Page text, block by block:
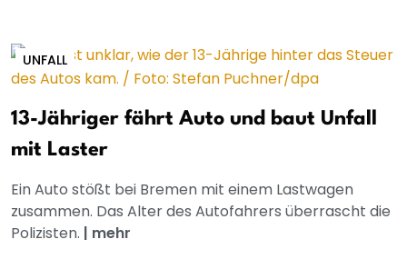
UNFALL
13-Jähriger fährt Auto und baut Unfall
mit Laster
Ein Auto stößt bei Bremen mit einem Lastwagen
zusammen. Das Alter des Autofahrers überrascht die
Polizisten. | mehr